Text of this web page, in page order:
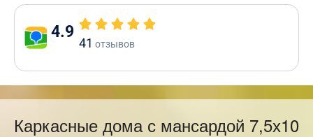
4.9
41 отзывов
Каркасные дома с мансардой 7,5х10